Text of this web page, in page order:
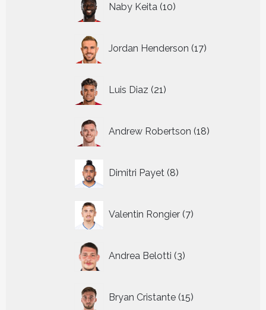
Naby Keita 10
producten
Jordan Henderson 17
producten
Luis Diaz 21
producten
Andrew Robertson 18
producten
Dimitri Payet 8
producten
Valentin Rongier 7
producten
Andrea Belotti 3
producten
Bryan Cristante 15
producten